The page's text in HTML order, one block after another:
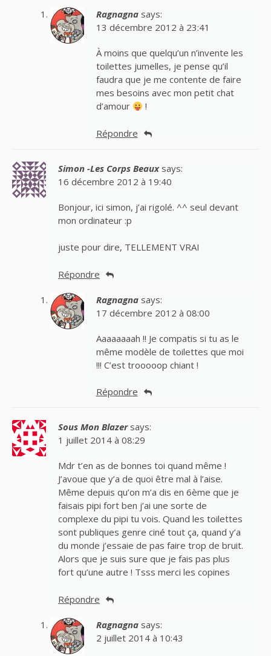
Ragnagna says:
13 décembre 2012 à 23:41
À moins que quelqu’un n’invente les
toilettes jumelles, je pense qu’il
faudra que je me contente de faire
mes besoins avec mon petit chat
d’amour
!
Répondre
Simon -Les Corps Beaux says:
16 décembre 2012 à 19:40
Bonjour, ici simon, j’ai rigolé. ^^ seul devant
mon ordinateur :p
juste pour dire, TELLEMENT VRAI
Répondre
Ragnagna says:
17 décembre 2012 à 08:00
Aaaaaaaah !! Je compatis si tu as le
même modèle de toilettes que moi
!!! C’est trooooop chiant !
Répondre
Sous Mon Blazer says:
1 juillet 2014 à 08:29
Mdr t’en as de bonnes toi quand même !
J’avoue que y’a de quoi être mal à l’aise.
Même depuis qu’on m’a dis en 6ème que je
faisais pipi fort ben j’ai une sorte de
complexe du pipi tu vois. Quand les toilettes
sont publiques genre ciné tout ça, quand y’a
du monde j’essaie de pas faire trop de bruit.
Alors que je suis sure que je fais pas plus
fort qu’une autre ! Tsss merci les copines
Répondre
Ragnagna says:
2 juillet 2014 à 10:43